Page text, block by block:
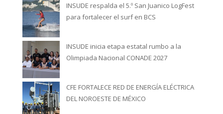
INSUDE respalda el 5.º San Juanico LogFest
para fortalecer el surf en BCS
INSUDE inicia etapa estatal rumbo a la
Olimpiada Nacional CONADE 2027
CFE FORTALECE RED DE ENERGÍA ELÉCTRICA
DEL NOROESTE DE MÉXICO